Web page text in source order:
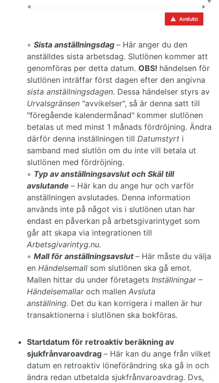
◦ Sista anställningsdag – Här anger du den
anställdes sista arbetsdag. Slutlönen kommer att
genomföras per detta datum. OBS! händelsen för
slutlönen inträffar först dagen efter den angivna
sista anställningsdagen. Dessa händelser styrs av
Urvalsgränsen "avvikelser", så är denna satt till
"föregående kalendermånad" kommer slutlönen
betalas ut med minst 1 månads fördröjning. Ändra
därför denna inställningen till Datumstyrt i
samband med slutlön om du inte vill betala ut
slutlönen med fördröjning.
◦ Typ av anställningsavslut och Skäl till
avslutande – Här kan du ange hur och varför
anställningen avslutades. Denna information
används inte på något vis i slutlönen utan har
endast en påverkan på arbetsgivarintyget som
går att skapa via integrationen till
Arbetsgivarintyg.nu.
◦ Mall för anställningsavslut– Här måste du välja
en Händelsemall som slutlönen ska gå emot.
Mallen hittar du under företagets Inställningar –
Händelsemallar och mallen Avsluta
anställning. Det du kan korrigera i mallen är hur
transaktionerna i slutlönen ska bokföras.
Startdatum för retroaktiv beräkning av
sjukfrånvaroavdrag – Här kan du ange från vilket
datum en retroaktiv löneförändring ska gå in och
ändra redan utbetalda sjukfrånvaroavdrag. Dvs,